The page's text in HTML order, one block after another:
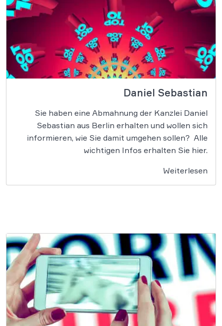
Daniel Sebastian
Sie haben eine Abmahnung der Kanzlei Daniel
Sebastian aus Berlin erhalten und wollen sich
informieren, wie Sie damit umgehen sollen? Alle
wichtigen Infos erhalten Sie hier.
Weiterlesen